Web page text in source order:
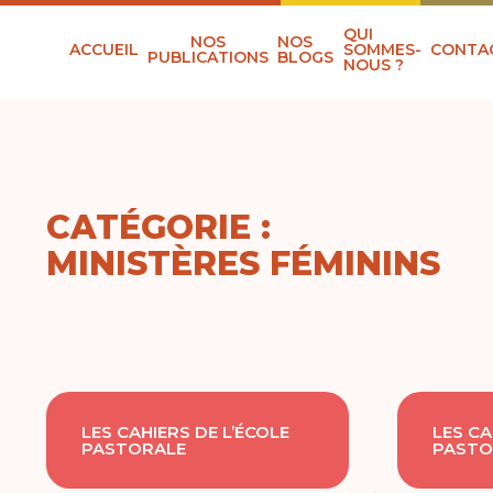
ACCUEIL NOS
PUBLICATIONS
NOS
BLOGS
QUI
SOMMES-
NOUS ?
CATÉGORIE :
MINISTÈRES FÉMININS
LES CAHIERS DE L’ÉCOLE
PASTORALE
LES